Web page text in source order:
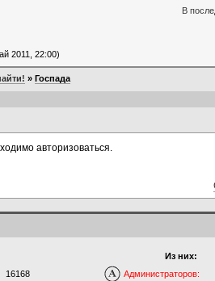
В
2011, 22:00)
» Госпада
авторизоваться.
16168
Из них:
Администраторов: